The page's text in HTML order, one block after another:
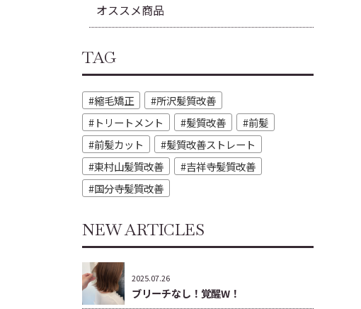
オススメ商品
TAG
縮毛矯正
所沢髪質改善
トリートメント
髪質改善
前髪
前髪カット
髪質改善ストレート
東村山髪質改善
吉祥寺髪質改善
国分寺髪質改善
NEW ARTICLES
2025.07.26
ブリーチなし！覚醒W！